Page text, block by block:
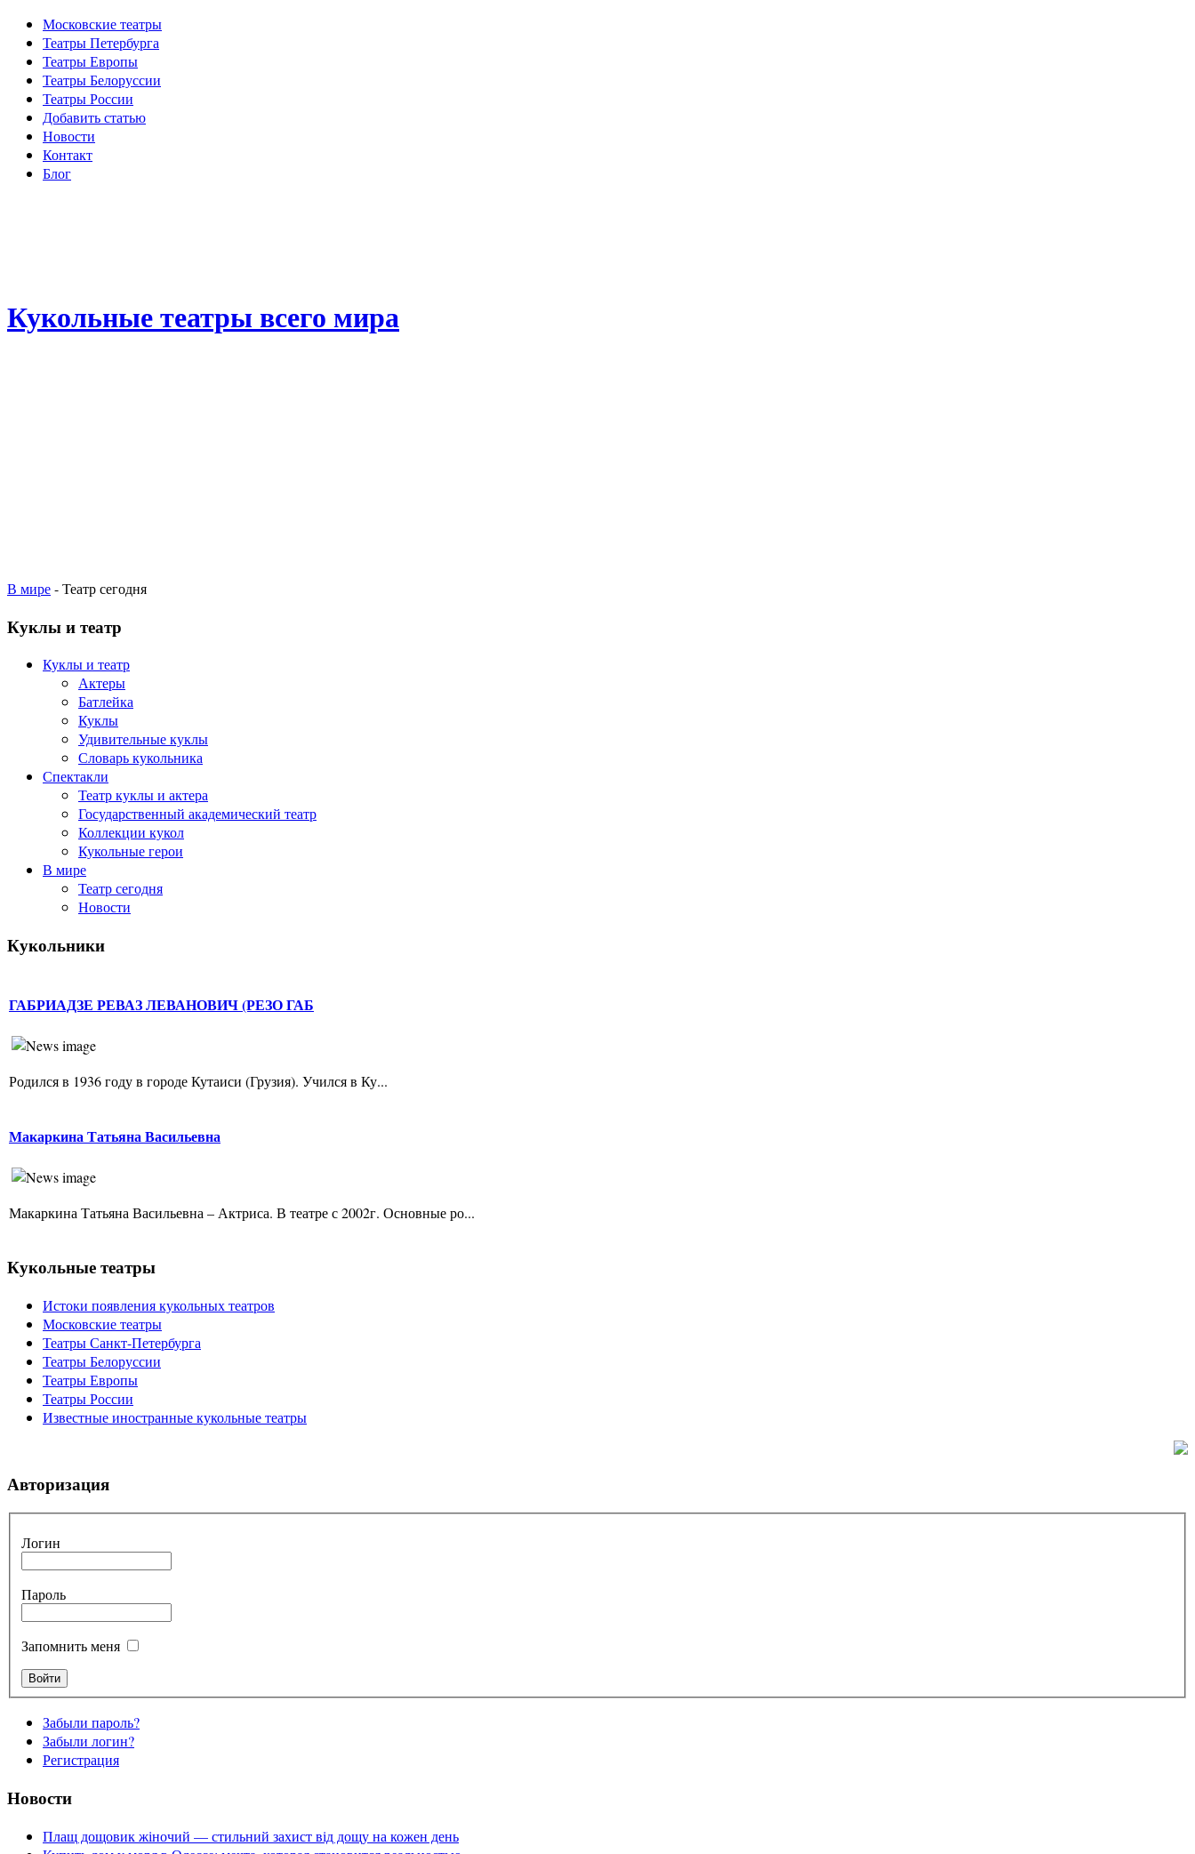
Московские театры
Театры Петербурга
Театры Европы
Театры Белоруссии
Театры России
Добавить статью
Новости
Контакт
Блог
Кукольные театры всего мира
В мире- Театр сегодня
Куклы и театр
Куклы и театр
Актеры
Батлейка
Куклы
Удивительные куклы
Словарь кукольника
Спектакли
Театр куклы и актера
Государственный академический театр
Коллекции кукол
Кукольные герои
В мире
Театр сегодня
Новости
Кукольники
ГАБРИАДЗЕ РЕВАЗ ЛЕВАНОВИЧ (РЕЗО ГАБ
Родился в 1936 году в городе Кутаиси (Грузия). Учился в Ку...
Макаркина Татьяна Васильевна
Макаркина Татьяна Васильевна – Актриса. В театре с 2002г. Основные ро...
Кукольные театры
Истоки появления кукольных театров
Московские театры
Театры Санкт-Петербурга
Театры Белоруссии
Театры Европы
Театры России
Известные иностранные кукольные театры
Авторизация
Логин
Пароль
Запомнить меня
Забыли пароль?
Забыли логин?
Регистрация
Новости
Плащ дощовик жіночий — стильний захист від дощу на кожен день